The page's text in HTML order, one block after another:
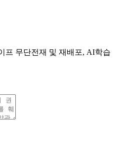
프 무단전재 및 재배포, AI학습